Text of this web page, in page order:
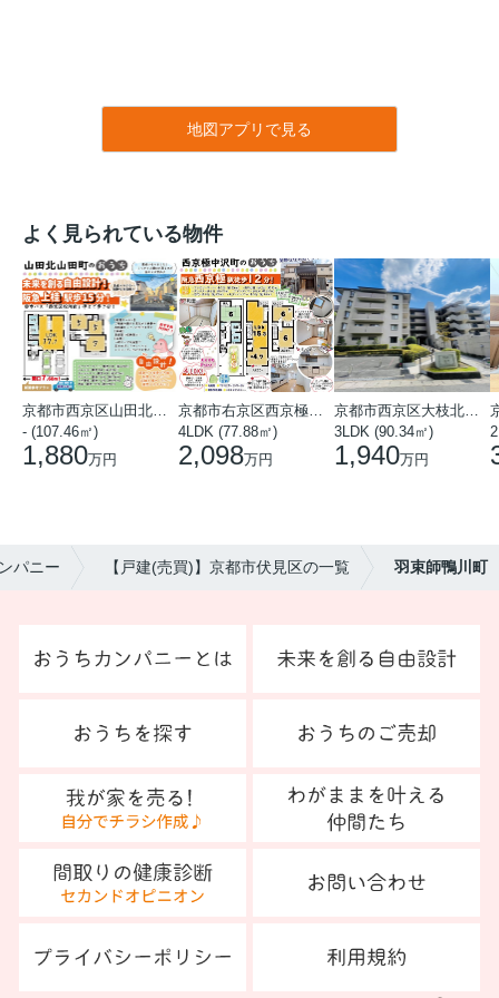
地図アプリで見る
よく見られている物件
- (107.46㎡)
1,880万円
4LDK (77.88㎡)
2,098万円
3LDK (90.34㎡)
1,940万円
パニー 【戸建(売買)】京都市伏見区の一覧 羽束師鴨川町